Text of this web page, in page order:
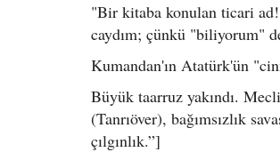
"Bir kitaba konulan ticari ad!
caydım; çünkü "biliyorum"
Kumandan'ın Atatürk'ün
Büyük taarruz yakındı.
(Tanrıöver), bağımsızlık
çılgınlık.”]